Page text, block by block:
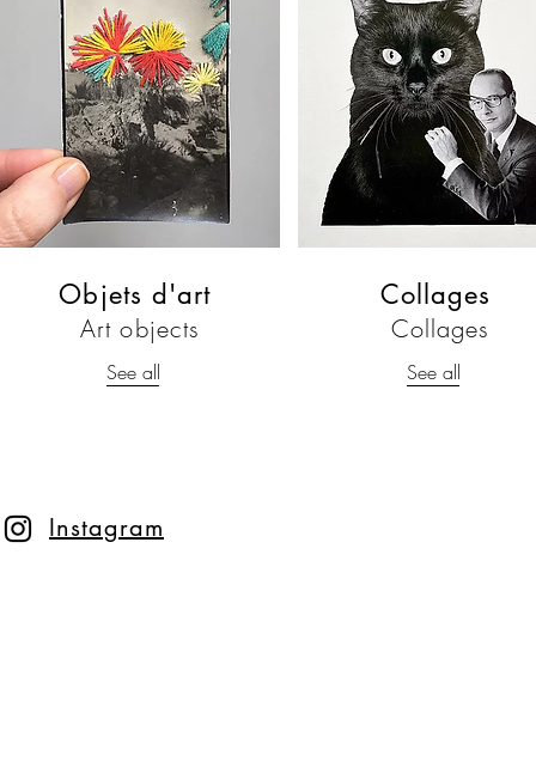
Objets d'art
Art objects
See all
Collages
Collages
See all
Instagram